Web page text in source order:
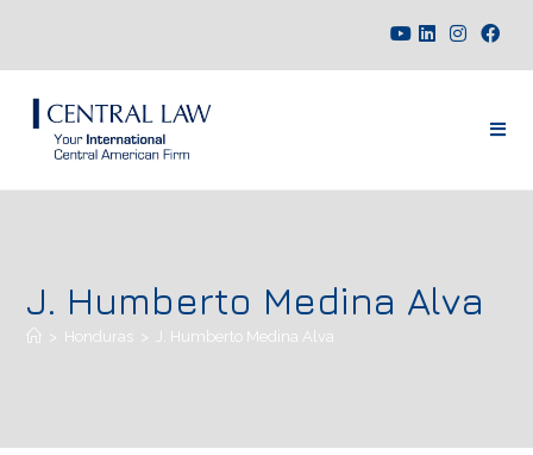
J. Humberto Medina Alva
> Honduras > J. Humberto Medina Alva